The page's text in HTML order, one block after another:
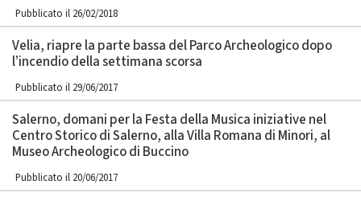
Pubblicato il 26/02/2018
Velia, riapre la parte bassa del Parco Archeologico dopo
l’incendio della settimana scorsa
Pubblicato il 29/06/2017
Salerno, domani per la Festa della Musica iniziative nel
Centro Storico di Salerno, alla Villa Romana di Minori, al
Museo Archeologico di Buccino
Pubblicato il 20/06/2017